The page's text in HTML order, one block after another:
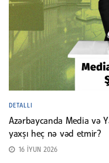
DETALLI
Azərbaycanda Media və
yaxşı heç nə vəd etmir?
16 İYUN 2026